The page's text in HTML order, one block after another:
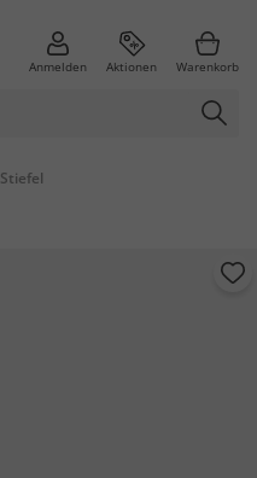
Anmelden Aktionen Warenkorb
Stiefel